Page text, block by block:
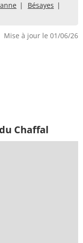
Bésayes
Mise à jour le 01/06/26
Chaffal